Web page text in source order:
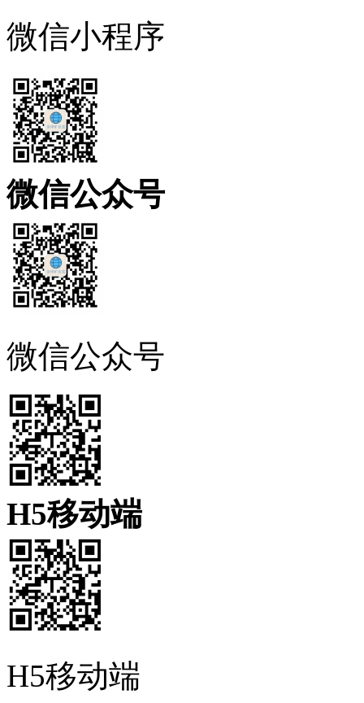
微信小程序
微信公众号
微信公众号
H5移动端
H5移动端